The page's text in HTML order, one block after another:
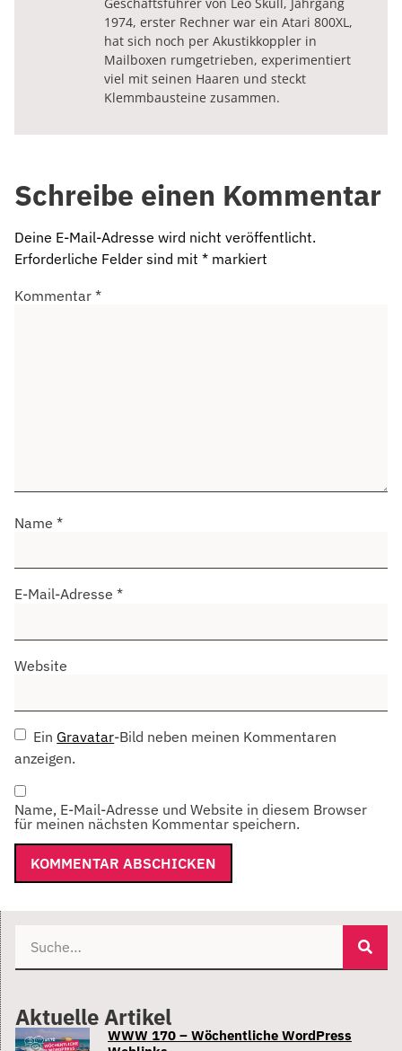
1974, erster Rechner war ein Atari 800XL,
hat sich noch per Akustikkoppler in
Mailboxen rumgetrieben, experimentiert
viel mit seinen Haaren und steckt
Klemmbausteine zusammen.
Schreibe einen Kommentar
Deine E-Mail-Adresse wird nicht veröffentlicht.
Erforderliche Felder sind mit * markiert
Kommentar *
Name *
E-Mail-Adresse *
Website
Ein Gravatar-Bild neben meinen Kommentaren
anzeigen.
Name, E-Mail-Adresse und Website in diesem Browser
für meinen nächsten Kommentar speichern.
Aktuelle Artikel
WWW 170 – Wöchentliche WordPress